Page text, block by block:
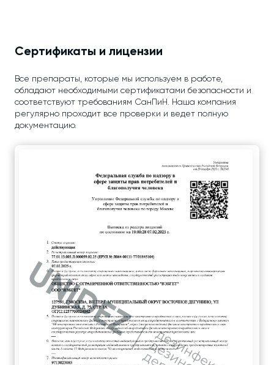
Сертификаты и лицензии
Все препараты, которые мы используем в работе,
обладают необходимыми сертификатами безопасности и
соответствуют требованиям СанПиН. Наша компания
регулярно проходит все проверки и ведет полную
документацию.